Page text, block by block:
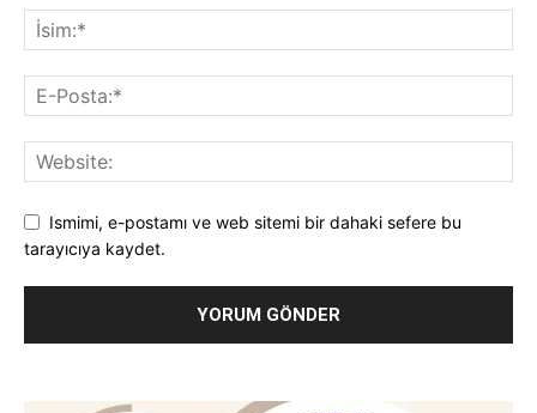
Ismimi, e-postamı ve web sitemi bir dahaki sefere bu
tarayıcıya kaydet.